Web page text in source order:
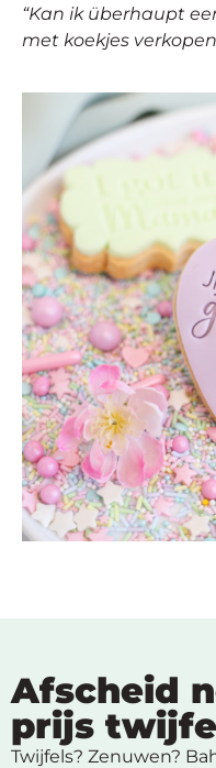
“Kan ik überhaupt
met koekjes
Afscheid
prijs
Twijfels? Zenuwen?